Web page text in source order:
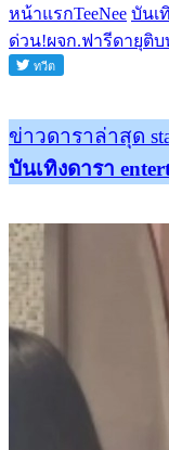
หน้าแรกTeeNee บันเ
ด่วน!ผจก.ฟารีดายุติ
ข่าวดาราล่าสุด
บันเทิงดารา